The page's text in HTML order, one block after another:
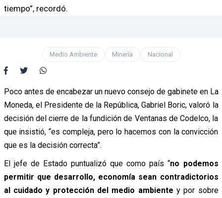
tiempo”, recordó.
Medio Ambiente Minería Nacional
Poco antes de encabezar un nuevo consejo de gabinete en La
Moneda, el Presidente de la República, Gabriel Boric, valoró la
decisión del cierre de la fundición de Ventanas de Codelco, la
que insistió, “es compleja, pero lo hacemos con la convicción
que es la decisión correcta”.
El jefe de Estado puntualizó que como país “no podemos
permitir que desarrollo, economía sean contradictorios
al cuidado y protección del medio ambiente y por sobre